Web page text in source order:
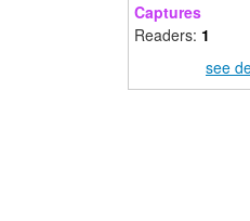
Captures
Readers: 1
see